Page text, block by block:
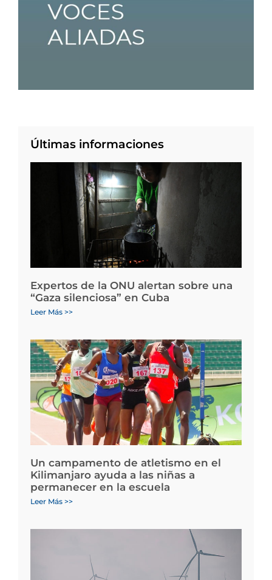
Últimas informaciones
Expertos de la ONU alertan sobre una
“Gaza silenciosa” en Cuba
Leer Más >>
Un campamento de atletismo en el
Kilimanjaro ayuda a las niñas a
permanecer en la escuela
Leer Más >>